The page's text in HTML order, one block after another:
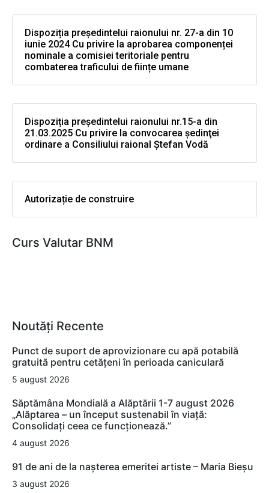
Dispoziția președintelui raionului nr. 27-a din 10
iunie 2024 Cu privire la aprobarea componenței
nominale a comisiei teritoriale pentru
combaterea traficului de ființe umane
Dispoziția președintelui raionului nr.15-a din
21.03.2025 Cu privire la convocarea şedinţei
ordinare a Consiliului raional Ştefan Vodă
Autorizație de construire
Curs Valutar BNM
Noutăți Recente
Punct de suport de aprovizionare cu apă potabilă
gratuită pentru cetățeni în perioada caniculară
5 august 2026
Săptămâna Mondială a Alăptării 1-7 august 2026
„Alăptarea – un început sustenabil în viață:
Consolidați ceea ce funcționează.”
4 august 2026
91 de ani de la nașterea emeritei artiste – Maria Bieșu
3 august 2026